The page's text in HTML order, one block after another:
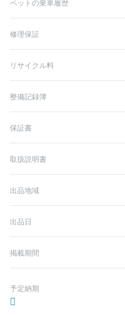
ペットの乗車履歴
修理保証
リサイクル料
整備記録簿
保証書
取扱説明書
出品地域
出品日
掲載期間
予定納期